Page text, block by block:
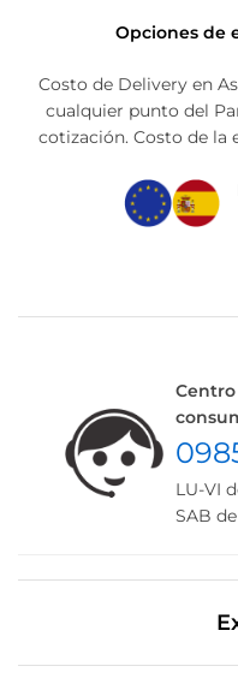
Opciones de
Costo de Delivery en
cualquier punto del
cotización. Costo de la
LU-VI
SAB